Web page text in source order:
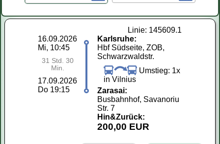
16.09.2026
Mi, 10:45
31 Std. 30
Min.
17.09.2026
Do 19:15
Linie: 145609.1
Karlsruhe:
Hbf Südseite, ZOB,
Schwarzwaldstr.
Umstieg: 1x
in Vilnius
Zarasai:
Busbahnhof, Savanoriu
Str. 7
Hin&Zurück:
200,00 EUR